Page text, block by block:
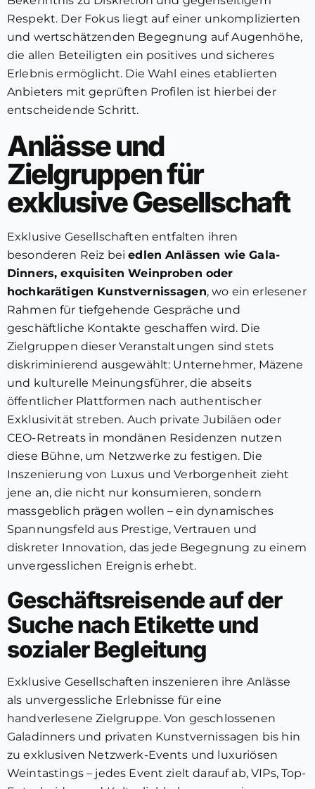
Respekt. Der Fokus liegt auf einer unkomplizierten
und wertschätzenden Begegnung auf Augenhöhe,
die allen Beteiligten ein positives und sicheres
Erlebnis ermöglicht. Die Wahl eines etablierten
Anbieters mit geprüften Profilen ist hierbei der
entscheidende Schritt.
Anlässe und
Zielgruppen für
exklusive Gesellschaft
Exklusive Gesellschaften entfalten ihren
besonderen Reiz beiedlen Anlässen wie Gala-
Dinners, exquisiten Weinproben oder
hochkarätigen Kunstvernissagen, wo ein erlesener
Rahmen für tiefgehende Gespräche und
geschäftliche Kontakte geschaffen wird. Die
Zielgruppen dieser Veranstaltungen sind stets
diskriminierend ausgewählt: Unternehmer, Mäzene
und kulturelle Meinungsführer, die abseits
öffentlicher Plattformen nach authentischer
Exklusivität streben. Auch private Jubiläen oder
CEO-Retreats in mondänen Residenzen nutzen
diese Bühne, um Netzwerke zu festigen. Die
Inszenierung von Luxus und Verborgenheit zieht
jene an, die nicht nur konsumieren, sondern
massgeblich prägen wollen – ein dynamisches
Spannungsfeld aus Prestige, Vertrauen und
diskreter Innovation, das jede Begegnung zu einem
unvergesslichen Ereignis erhebt.
Geschäftsreisende auf der
Suche nach Etikette und
sozialer Begleitung
Exklusive Gesellschaften inszenieren ihre Anlässe
als unvergessliche Erlebnisse für eine
handverlesene Zielgruppe. Von geschlossenen
Galadinners und privaten Kunstvernissagen bis hin
zu exklusiven Netzwerk-Events und luxuriösen
Weintastings – jedes Event zielt darauf ab, VIPs, Top-